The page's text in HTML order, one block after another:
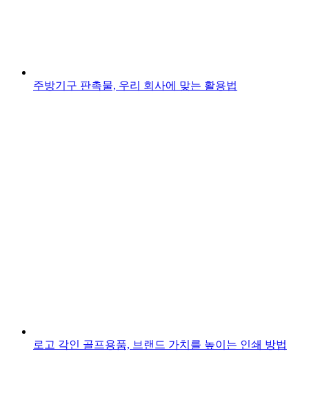
주방기구 판촉물, 우리 회사에 맞는 활용법
로고 각인 골프용품, 브랜드 가치를 높이는 인쇄 방법